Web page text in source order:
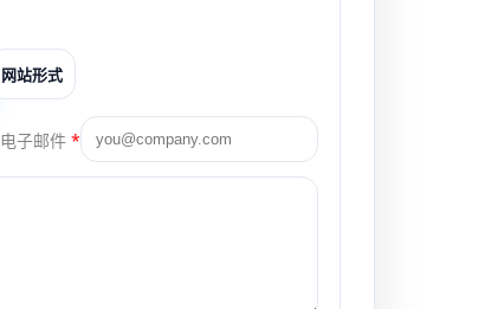
网站形式
电子邮件 *